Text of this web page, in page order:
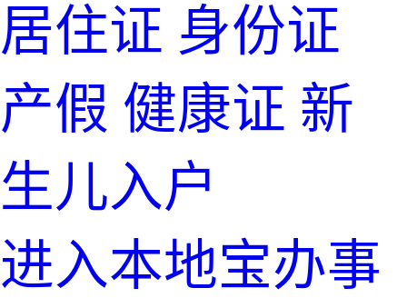
居住证 身份证
产假 健康证 新
生儿入户
进入本地宝办事